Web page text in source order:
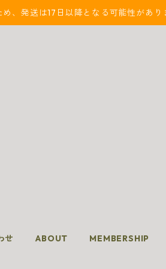
、発送は17日以降となる可能性があり
せ ABOUT MEMBERSHIP